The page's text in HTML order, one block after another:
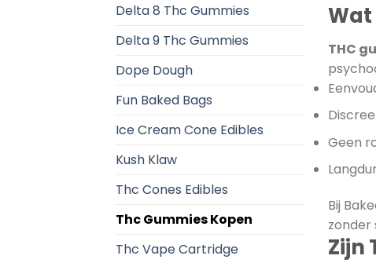
Delta 8 Thc Gummies
Delta 9 Thc Gummies
Dope Dough
Fun Baked Bags
Ice Cream Cone Edibles
Kush Klaw
Thc Cones Edibles
Thc Gummies Kopen
Thc Vape Cartridge
Wat
THC
Geen
Bij
zonder
Zijn